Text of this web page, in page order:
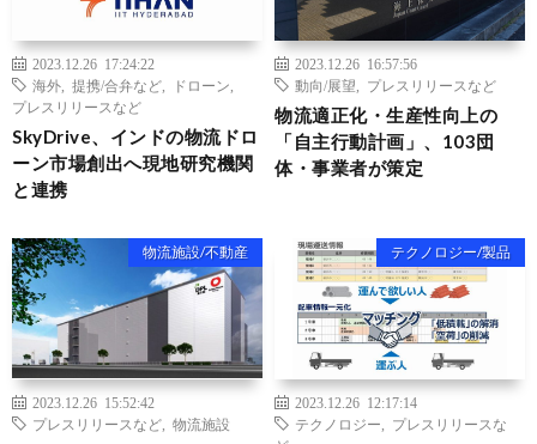
2023.12.26 17:24:22
海外
提携/合弁など ドローン
プレスリリースなど
SkyDrive、インドの物流ドロ
ーン市場創出へ現地研究機関
と連携
2023.12.26 16:57:56
動向/展望
プレスリリースなど
物流適正化・生産性向上の
「自主行動計画」、103団
体・事業者が策定
物流施設/不動産
2023.12.26 15:52:42
プレスリリースなど
物流施設
テクノロジー/製品
2023.12.26 12:17:14
テクノロジー
プレスリリースな